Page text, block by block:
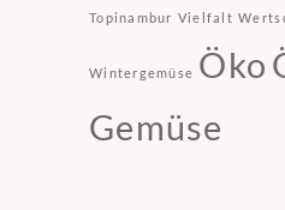
Topinambur Vielfalt
Wintergemüse Öko
Gemüse